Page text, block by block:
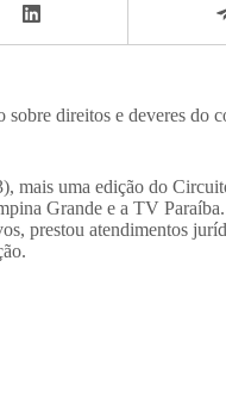
direitos e deveres do
mais uma edição do
Grande e a TV
prestou atendimentos